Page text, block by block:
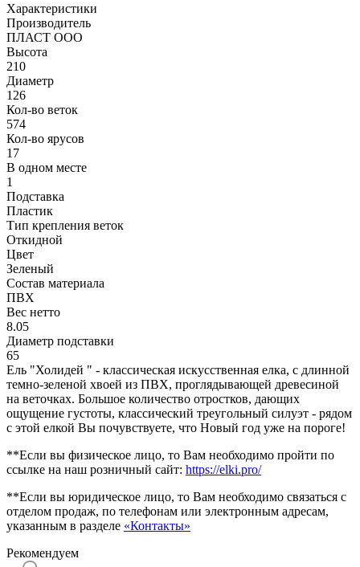
Характеристики
Производитель
ПЛАСТ ООО
Высота
210
Диаметр
126
Кол-во веток
574
Кол-во ярусов
17
В одном месте
1
Подставка
Пластик
Тип крепления веток
Откидной
Цвет
Зеленый
Состав материала
ПВХ
Вес нетто
8.05
Диаметр подставки
65
Ель "Холидей " - классическая искусственная елка, с длинной
темно-зеленой хвоей из ПВХ, проглядывающей древесиной
на веточках. Большое количество отростков, дающих
ощущение густоты, классический треугольный силуэт - рядом
с этой елкой Вы почувствуете, что Новый год уже на пороге!
**Если вы физическое лицо, то Вам необходимо пройти по
ссылке на наш розничный сайт: https://elki.pro/
**Если вы юридическое лицо, то Вам необходимо связаться с
отделом продаж, по телефонам или электронным адресам,
указанным в разделе «Контакты»
Рекомендуем